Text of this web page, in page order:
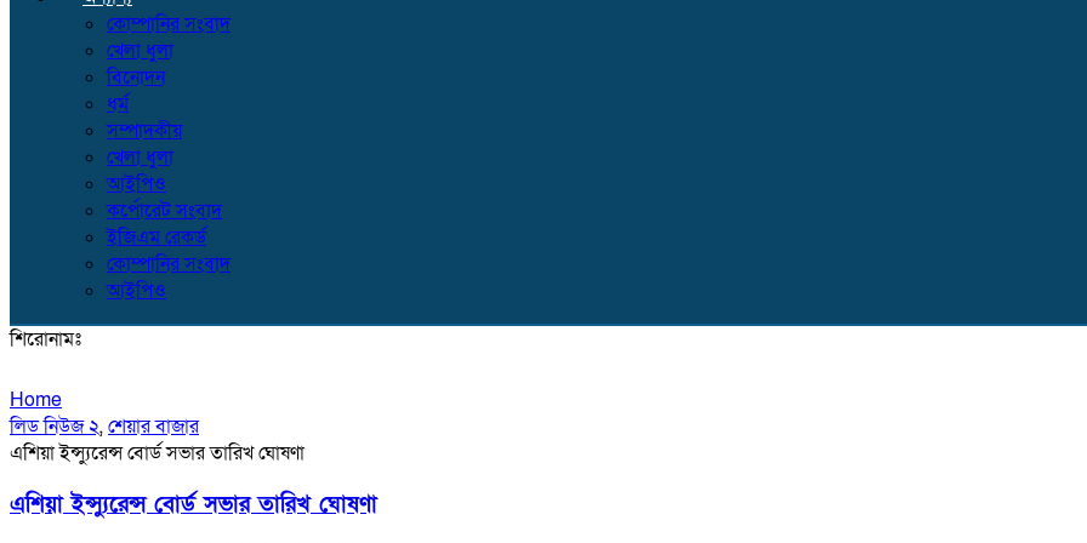
কোম্পানির সংবাদ
খেলা ধুলা
বিনোদন
ধর্ম
সম্পাদকীয়
খেলা ধুলা
আইপিও
কর্পোরেট সংবাদ
ইজিএম রেকর্ড
কোম্পানির সংবাদ
আইপিও
শিরোনামঃ
Home
লিড নিউজ ২,শেয়ার বাজার
এশিয়া ইন্স্যুরেন্স বোর্ড সভার তারিখ ঘোষণা
এশিয়া ইন্স্যুরেন্স বোর্ড সভার তারিখ ঘোষণা